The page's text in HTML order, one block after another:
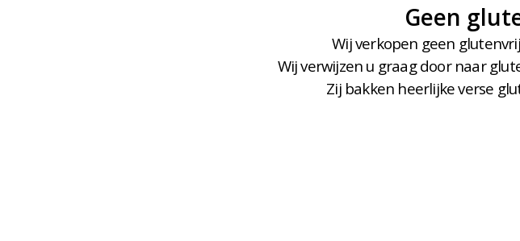
Geen
Wij verkopen geen
Wij verwijzen u graag door naar
Zij bakken heerlijke verse